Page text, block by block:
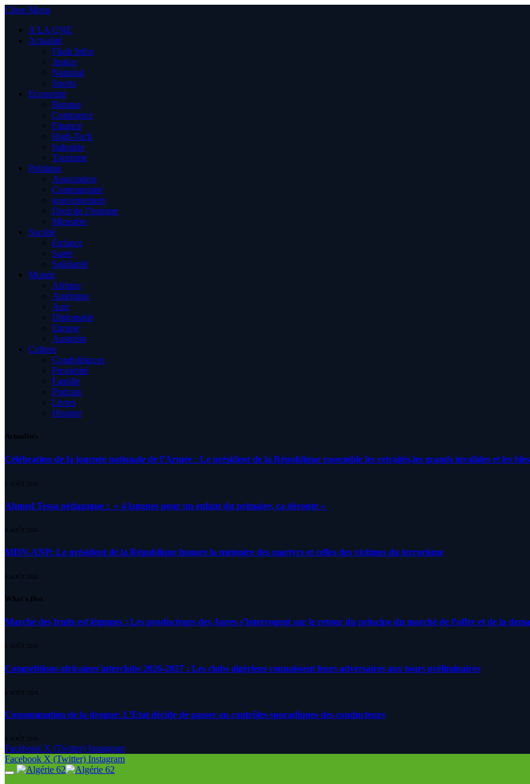
Close Menu
A LA UNE
Actualité
Flash Infos
Justice
National
Sports
Economie
Banque
Commerce
Finance
High-Tech
Industrie
Tourisme
Politique
Association
Communiqué
gouvernement
Droit de l’homme
Ministère
Société
Enfance
Santé
Solidarité
Monde
Afrique
Amérique
Asie
Diplomatie
Europe
Australia
Culture
Condoléances
Proximité
Famille
Podcast
Livres
Histoire
Actualités
Célébration de la journée nationale de l’Armée : Le président de la République rassemble les retraités,les grands invalides et les
5 AOÛT 2026
Ahmed Tessa pédagogue : » 4 langues pour un enfant du primaire, ça déroute «
4 AOÛT 2026
MDN-ANP: Le président de la République honore la mémoire des martyrs et celles des victimes du terrorisme
4 AOÛT 2026
What's Hot
Marché des fruits est légumes : Les producteurs des Aures s’interrogent sur le retour du principe du marché de l’offre et de la
6 AOÛT 2026
Compétitions africaines interclubs 2026-2027 : Les clubs algériens connaissent leurs adversaires aux tours préliminaires
6 AOÛT 2026
Consommation de la drogue: L’Etat décide de passer au contrôles sporadiques des conducteurs
6 AOÛT 2026
Facebook X (Twitter) Instagram
Facebook X (Twitter) Instagram